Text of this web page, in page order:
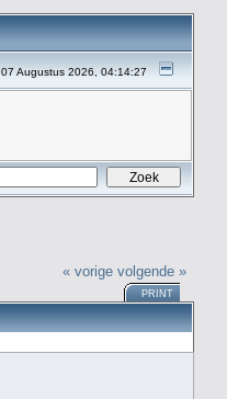
07 Augustus 2026, 04:14:27
« vorige volgende »
PRINT